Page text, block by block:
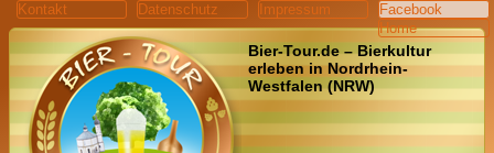
Facebook
Impressum
Datenschutz
Kontakt
Home
Bier-Tour.de – Bierkultur
erleben in Nordrhein-
Westfalen (NRW)